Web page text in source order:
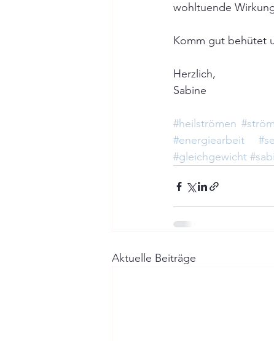
wohltuende
Komm gut behütet
Herzlich,
Sabine
#heilströmen
#energiearbeit
#gleichgewicht
Aktuelle Beiträge